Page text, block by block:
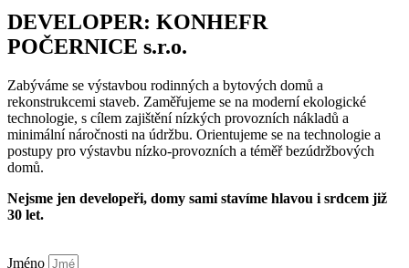
DEVELOPER: KONHEFR
POČERNICE s.r.o.
Zabýváme se výstavbou rodinných a bytových domů a
rekonstrukcemi staveb. Zaměřujeme se na moderní ekologické
technologie, s cílem zajištění nízkých provozních nákladů a
minimální náročnosti na údržbu. Orientujeme se na technologie a
postupy pro výstavbu nízko-provozních a téměř bezúdržbových
domů.
Nejsme jen developeři, domy sami stavíme hlavou i srdcem již
30 let.
Jméno